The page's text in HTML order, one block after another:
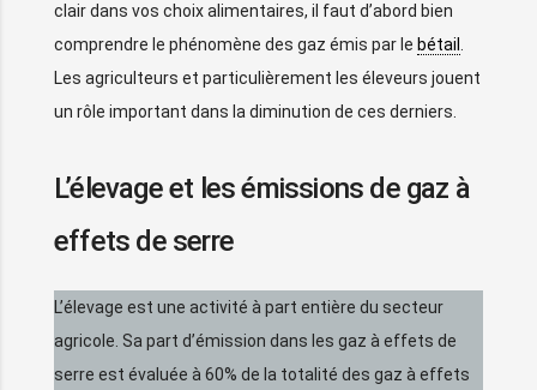
clair dans vos choix alimentaires, il faut d’abord bien
comprendre le phénomène des gaz émis par le bétail
Les agriculteurs et particulièrement les éleveurs jouent
un rôle important dans la diminution de ces derniers.
L’élevage et les émissions de gaz à
effets de serre
L’élevage est une activité à part entière du secteur
agricole. Sa part d’émission dans les gaz à effets de
serre est évaluée à 60% de la totalité des gaz à effets